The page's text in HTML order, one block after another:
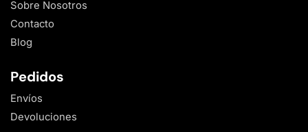
Sobre Nosotros
Contacto
Blog
Pedidos
Envíos
Devoluciones